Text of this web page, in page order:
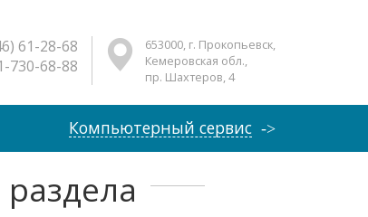
61-28-68
730-68-88
653000, г. Прокопьевск,
Кемеровская обл.,
пр. Шахтеров, 4
Компьютерный сервис